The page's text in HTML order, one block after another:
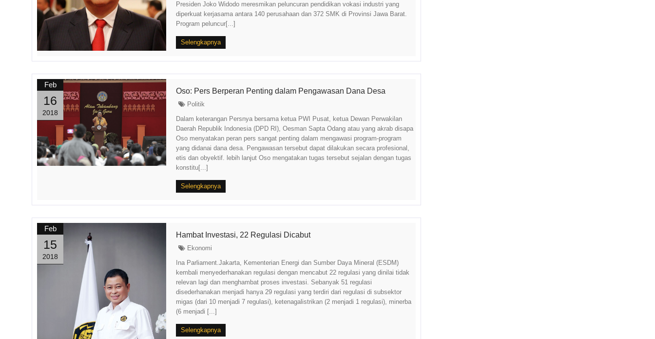
Presiden Joko Widodo meresmikan peluncuran pendidikan vokasi industri yang
diperkuat kerjasama antara 140 perusahaan dan 372 SMK di Provinsi Jawa Barat.
Program peluncur[...]
Selengkapnya
Feb
16
2018
Oso: Pers Berperan Penting dalam Pengawasan Dana Desa
Politik
Dalam keterangan Persnya bersama ketua PWI Pusat, ketua Dewan Perwakilan
Daerah Republik Indonesia (DPD RI), Oesman Sapta Odang atau yang akrab disapa
Oso menyatakan peran pers sangat penting dalam mengawasi program-program
yang didanai dana desa. Pengawasan tersebut dapat dilakukan secara profesional,
etis dan obyektif. lebih lanjut Oso mengatakan tugas tersebut sejalan dengan tugas
konstitu[...]
Selengkapnya
Feb
15
2018
Hambat Investasi, 22 Regulasi Dicabut
Ekonomi
Ina Parliament.Jakarta, Kementerian Energi dan Sumber Daya Mineral (ESDM)
kembali menyederhanakan regulasi dengan mencabut 22 regulasi yang dinilai tidak
relevan lagi dan menghambat proses investasi. Sebanyak 51 regulasi
disederhanakan menjadi hanya 29 regulasi yang terdiri dari regulasi di subsektor
migas (dari 10 menjadi 7 regulasi), ketenagalistrikan (2 menjadi 1 regulasi), minerba
(6 menjadi [...]
Selengkapnya